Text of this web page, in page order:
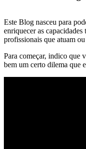
Este Blog nasceu para
enriquecer as capacidades
profissionais que atuam
Para começar, indico que
bem um certo dilema que